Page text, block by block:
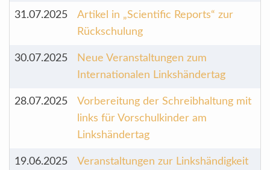
31.07.2025
Artikel in „Scientific Reports“ zur
Rückschulung
30.07.2025
Neue Veranstaltungen zum
Internationalen Linkshändertag
28.07.2025
Vorbereitung der Schreibhaltung mit
links für Vorschulkinder am
Linkshändertag
19.06.2025 Veranstaltungen zur Linkshändigkeit